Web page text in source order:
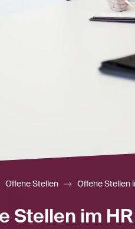
Offene Stellen Offene Stellen
Stellen im HR